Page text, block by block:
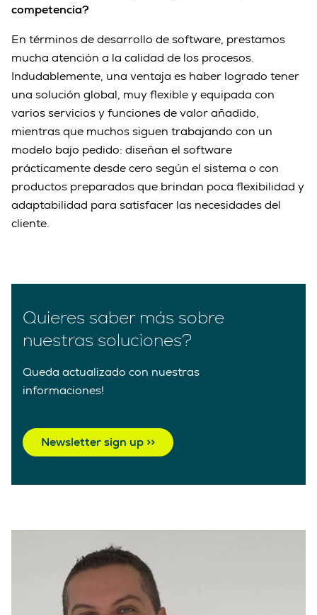
competencia?
En términos de desarrollo de software, prestamos
mucha atención a la calidad de los procesos.
Indudablemente, una ventaja es haber logrado tener
una solución global, muy flexible y equipada con
varios servicios y funciones de valor añadido,
mientras que muchos siguen trabajando con un
modelo bajo pedido: diseñan el software
prácticamente desde cero según el sistema o con
productos preparados que brindan poca flexibilidad y
adaptabilidad para satisfacer las necesidades del
cliente.
Quieres saber más sobre
nuestras soluciones?
Queda actualizado con nuestras
informaciones!
Newsletter sign up >>